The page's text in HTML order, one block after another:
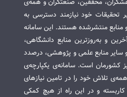
تحقیقات خود نیازمند دسترسی به
منابع منتشرشده هستند. این سامانه
و به‌روزترین منابع دانشگاهی،
سایر منابع علمی و پژوهشی، درصدد
کشورمان است. سامانه‌ی یکپارچه‌ی
همه‌ی تلاش خود را در تامین نیازهای
و در این راه از هیچ کمکی